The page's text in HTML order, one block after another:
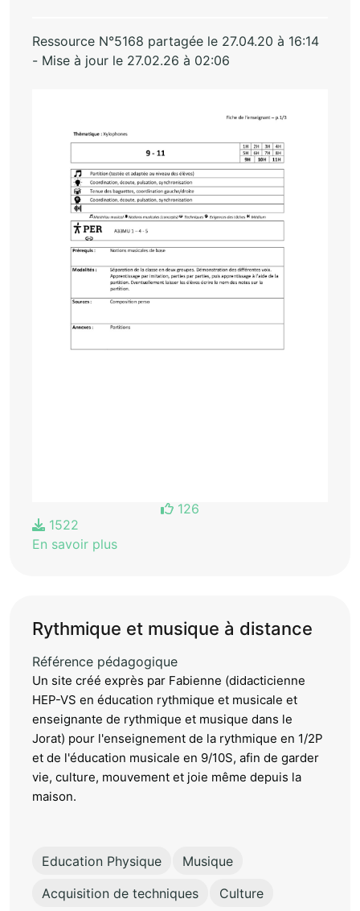
Ressource N°5168 partagée le 27.04.20 à 16:14
- Mise à jour le 27.02.26 à 02:06
126
1522
En savoir plus
Rythmique et musique à distance
Référence pédagogique
Un site créé exprès par Fabienne (didacticienne
HEP-VS en éducation rythmique et musicale et
enseignante de rythmique et musique dans le
Jorat) pour l'enseignement de la rythmique en 1/2P
et de l'éducation musicale en 9/10S, afin de garder
vie, culture, mouvement et joie même depuis la
maison.
Education Physique
Musique
Acquisition de techniques
Culture